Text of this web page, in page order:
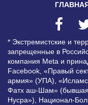
* Экстремистские и
запрещенные в
компания Meta и
Facebook, «Правый
армия» (УПА),
Фатх аш-Шам» (бывшая
Нусра»), Национал-